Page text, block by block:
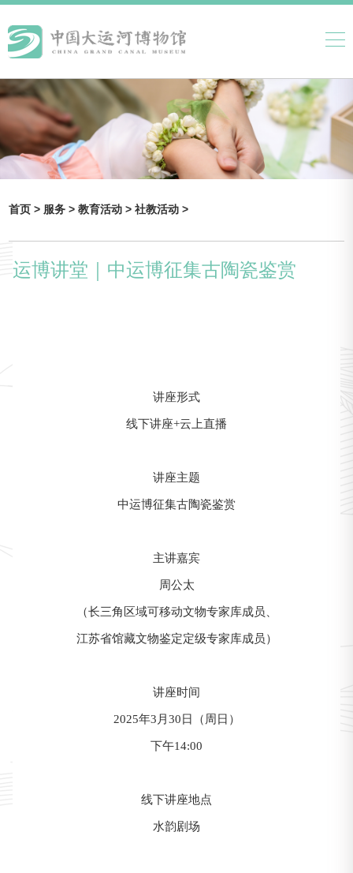
首页 > 服务 >教育活动 >社教活动 >
运博讲堂｜中运博征集古陶瓷鉴赏
讲座形式
线下讲座+云上直播
讲座主题
中运博征集古陶瓷鉴赏
主讲嘉宾
周公太
（长三角区域可移动文物专家库成员、
江苏省馆藏文物鉴定定级专家库成员）
讲座时间
2025年3月30日（周日）
下午14:00
线下讲座地点
水韵剧场